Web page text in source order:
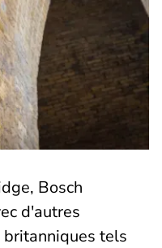
Bosch
d'autres
tels